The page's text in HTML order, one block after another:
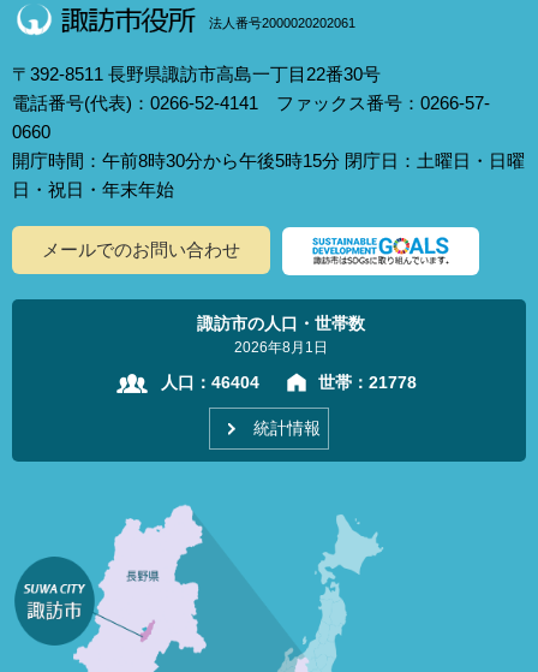
法人番号2000020202061
〒392-8511 長野県諏訪市高島一丁目22番30号
電話番号(代表)：0266-52-4141 ファックス番号：0266-57-
0660
開庁時間：午前8時30分から午後5時15分 閉庁日：土曜日・日曜
日・祝日・年末年始
メールでのお問い合わせ
諏訪市の人口・世帯数
2026年8月1日
人口： 46404 世帯： 21778
統計情報